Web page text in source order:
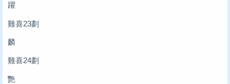
躍
雞喜23劃
麟
雞喜24劃
艷